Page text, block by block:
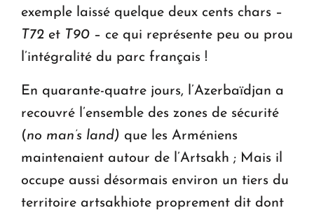
exemple laissé quelque deux cents chars –
T72 et T90 – ce qui représente peu ou prou
l’intégralité du parc français !
En quarante-quatre jours, l’Azerbaïdjan a
recouvré l’ensemble des zones de sécurité
(no man’s land) que les Arméniens
maintenaient autour de l’Artsakh ; Mais il
occupe aussi désormais environ un tiers du
territoire artsakhiote proprement dit dont